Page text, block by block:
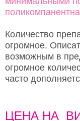
Количество
огромное.
возможным в
огромное
часто
ЦЕНА НА